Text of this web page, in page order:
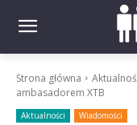
Strona główna
ambasadorem XTB
Aktualności Wiadomości